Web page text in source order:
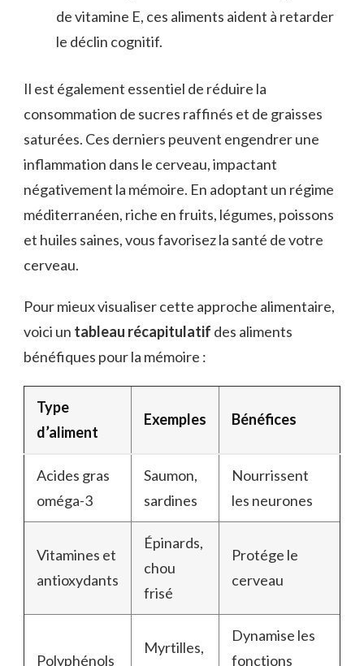
de vitamine E, ces aliments aident à retarder
le déclin cognitif.
Il est également essentiel de réduire la
consommation de sucres raffinés et de graisses
saturées. Ces derniers peuvent engendrer une
inflammation dans le cerveau, impactant
négativement la mémoire. En adoptant un régime
méditerranéen, riche en fruits, légumes, poissons
et huiles saines, vous favorisez la santé de votre
cerveau.
Pour mieux visualiser cette approche alimentaire,
voici un tableau récapitulatif des aliments
bénéfiques pour la mémoire :
Type
d’aliment
Exemples Bénéfices
Acides gras
oméga-3
Saumon,
sardines
Nourrissent
les neurones
Vitamines et
antioxydants
Épinards,
chou
frisé
Protége le
cerveau
Polyphénols
Myrtilles,
Dynamise les
fonctions